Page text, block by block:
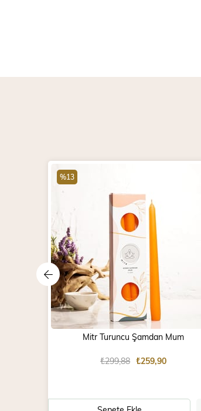
Mitr Turuncu Şamdan Mum
₺259,90
₺299,88
%13